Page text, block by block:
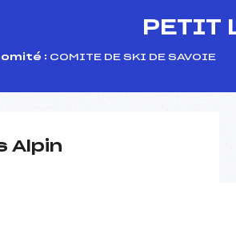
PETIT
: COMITE DE SKI DE SAVOIE
Alpin